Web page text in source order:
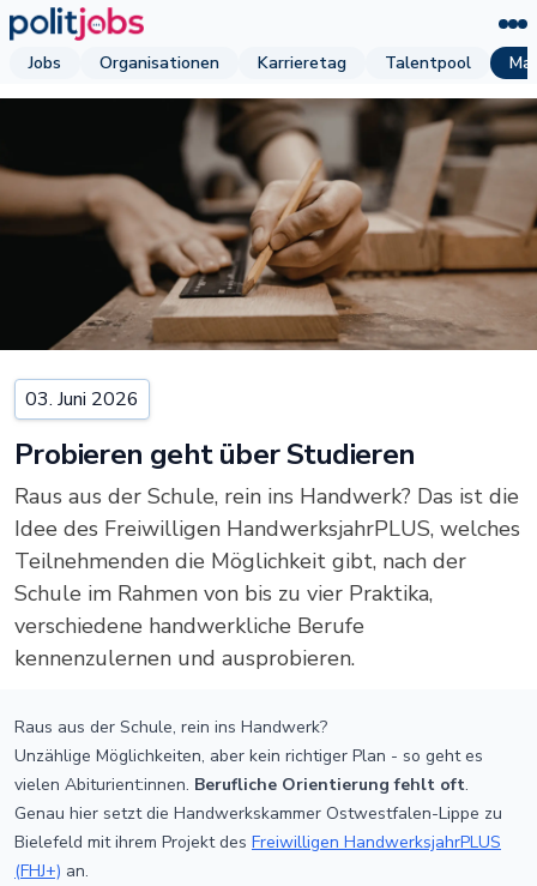
Jobs Organisationen Karrieretag Talentpool
03. Juni 2026
Probieren geht über Studieren
Raus aus der Schule, rein ins Handwerk? Das ist die
Idee des Freiwilligen HandwerksjahrPLUS, welches
Teilnehmenden die Möglichkeit gibt, nach der
Schule im Rahmen von bis zu vier Praktika,
verschiedene handwerkliche Berufe
kennenzulernen und ausprobieren.
Raus aus der Schule, rein ins Handwerk?
Unzählige Möglichkeiten, aber kein richtiger Plan - so geht es
vielen Abiturient:innen. Berufliche Orientierung fehlt oft.
Genau hier setzt die Handwerkskammer Ostwestfalen-Lippe zu
Bielefeld mit ihrem Projekt des Freiwilligen HandwerksjahrPLUS
(FHJ+) an.